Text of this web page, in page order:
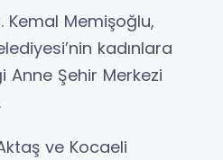
Kemal Memişoğlu,
kadınlara
Şehir Merkezi
ve Kocaeli